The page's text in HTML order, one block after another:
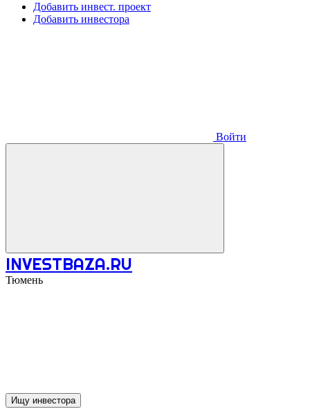
Добавить инвест. проект
Добавить инвестора
Войти
INVESTBAZA.RU
Тюмень
Ищу инвестора